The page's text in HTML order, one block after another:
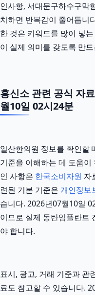
인사항, 서대문구하수구막
치하면 반복감이 줄어듭니
한 것은 키워드를 많이 넣
이 실제 의미를 갖도록 만
흥신소 관련 공식 자
월10일 02시24분
일산한의원 정보를 확인할
기준을 이해하는 데 도움
인 사항은 한국소비자원 자
련된 기본 기준은 개인정보
습니다. 2026년07월10일
이므로 실제 동탄임플란트
야 합니다.
표시, 광고, 거래 기준과 관
료도 참고할 수 있습니다.